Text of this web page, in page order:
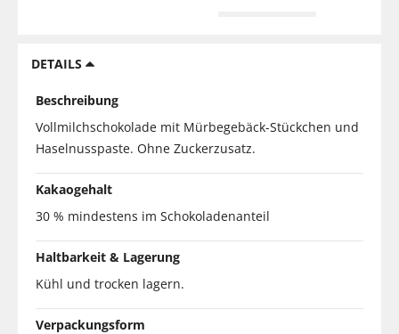
DETAILS
Beschreibung
Vollmilchschokolade mit Mürbegebäck-Stückchen und
Haselnusspaste. Ohne Zuckerzusatz.
Kakaogehalt
30 % mindestens im Schokoladenanteil
Haltbarkeit & Lagerung
Kühl und trocken lagern.
Verpackungsform